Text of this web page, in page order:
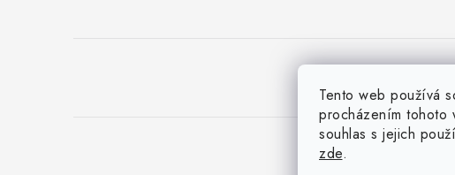
Tento web používá
procházením tohoto
souhlas s jejich
zde.